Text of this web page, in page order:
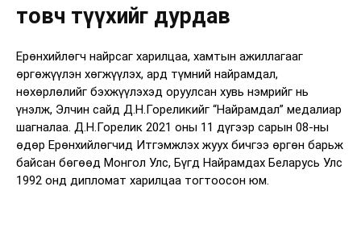
товч түүхийг дурдав
Ерөнхийлөгч найрсаг харилцаа, хамтын ажиллагааг
өргөжүүлэн хөгжүүлэх, ард түмний найрамдал,
нөхөрлөлийг бэхжүүлэхэд оруулсан хувь нэмрийг нь
үнэлж, Элчин сайд Д.Н.Гореликийг “Найрамдал” медалиар
шагналаа. Д.Н.Горелик 2021 оны 11 дүгээр сарын 08-ны
өдөр Ерөнхийлөгчид Итгэмжлэх жуух бичгээ өргөн барьж
байсан бөгөөд Монгол Улс, Бүгд Найрамдах Беларусь Улс
1992 онд дипломат харилцаа тогтоосон юм.